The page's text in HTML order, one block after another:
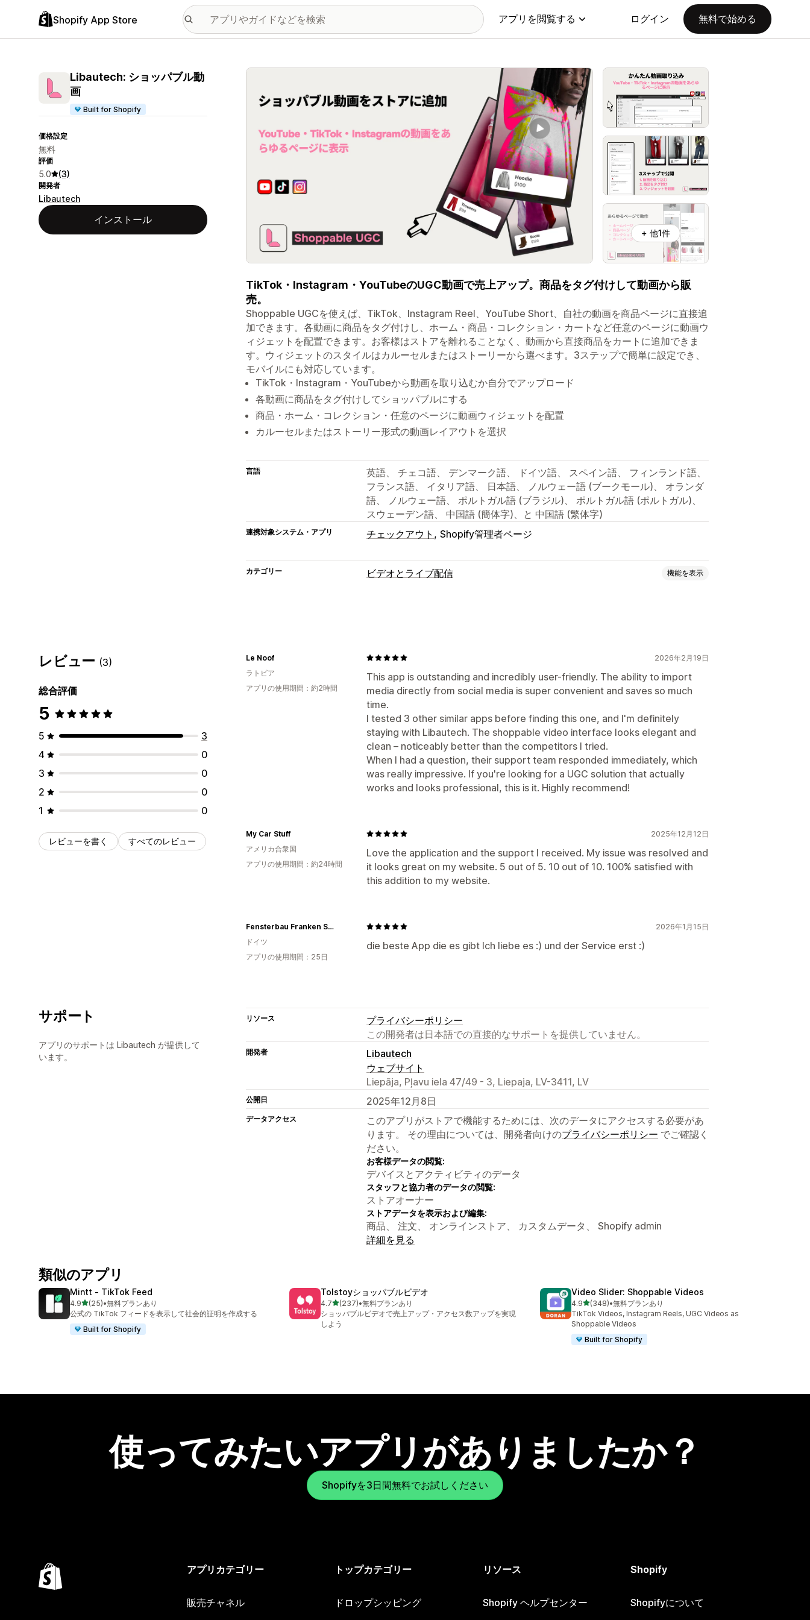
Shopify App Store アプリを閲覧する ログイン 無料で始める
Libautech: ショッパブル動
画
Built for Shopify
価格設定
無料
評価
5.0 (3)
開発者
Libautech
インストール
特集の画像ギャラリー
+ 他1件
TikTok・Instagram・YouTubeのUGC動画で売上アップ。商品をタグ付けして動画から販
売。
Shoppable UGCを使えば、TikTok、Instagram Reel、YouTube Short、自社の動画を商品ページに直接追
加できます。各動画に商品をタグ付けし、ホーム・商品・コレクション・カートなど任意のページに動画ウ
ィジェットを配置できます。お客様はストアを離れることなく、動画から直接商品をカートに追加できま
す。ウィジェットのスタイルはカルーセルまたはストーリーから選べます。3ステップで簡単に設定でき、
モバイルにも対応しています。
TikTok・Instagram・YouTubeから動画を取り込むか自分でアップロード
各動画に商品をタグ付けしてショッパブルにする
商品・ホーム・コレクション・任意のページに動画ウィジェットを配置
カルーセルまたはストーリー形式の動画レイアウトを選択
言語
英語、 チェコ語、 デンマーク語、 ドイツ語、 スペイン語、 フィンランド語、
フランス語、 イタリア語、 日本語、 ノルウェー語 (ブークモール)、 オランダ
語、 ノルウェー語、 ポルトガル語 (ブラジル)、 ポルトガル語 (ポルトガル)、
スウェーデン語、 中国語 (簡体字)、と 中国語 (繁体字)
連携対象システム・アプリ チェックアウト Shopify管理者ページ
カテゴリー ビデオとライブ配信 機能を表示
動画のインポート
動画ウィジェット
埋め込み式動画 ポップアップ カルーセル モバイル対応
レビュー (3)
総合評価
5
5
3
4
0
3
0
2
0
1
0
レビューを書く すべてのレビュー
2026年2月19日
This app is outstanding and incredibly user-friendly. The ability to import
media directly from social media is super convenient and saves so much
time.
I tested 3 other similar apps before finding this one, and I'm definitely
staying with Libautech. The shoppable video interface looks elegant and
clean – noticeably better than the competitors I tried.
When I had a question, their support team responded immediately, which
was really impressive. If you're looking for a UGC solution that actually
works and looks professional, this is it. Highly recommend!
Le Noof
ラトビア
アプリの使用期間：約2時間
2025年12月12日
Love the application and the support I received. My issue was resolved and
it looks great on my website. 5 out of 5. 10 out of 10. 100% satisfied with
this addition to my website.
My Car Stuff
アメリカ合衆国
アプリの使用期間：約24時間
2026年1月15日
die beste App die es gibt Ich liebe es :) und der Service erst :)
Fensterbau Franken Shop
ドイツ
アプリの使用期間：25日
サポート
アプリのサポートは Libautech が提供して
います。
リソース
プライバシーポリシー
この開発者は日本語での直接的なサポートを提供していません。
開発者
Libautech
ウェブサイト
Liepāja, Pļavu iela 47/49 - 3, Liepaja, LV-3411, LV
公開日 2025年12月8日
データアクセス
このアプリがストアで機能するためには、次のデータにアクセスする必要があ
ります。 その理由については、開発者向けのプライバシーポリシー でご確認く
ださい。
お客様データの閲覧:
デバイスとアクティビティのデータ
スタッフと協力者のデータの閲覧:
ストアオーナー
ストアデータを表示および編集:
商品、 注文、 オンラインストア、 カスタムデータ、 Shopify admin
詳細を見る
類似のアプリ
Mintt ‑ TikTok Feed
4.95つ星中
(25)
合計レビュー数：25件
•無料プランあり
公式の TikTok フィードを表示して社会的証明を作成する
Built for Shopify
Tolstoyショッパブルビデオ
4.75つ星中
(237)
合計レビュー数：237件
•無料プランあり
ショッパブルビデオで売上アップ・アクセス数アップを実現
しよう
Video Slider: Shoppable Videos
4.95つ星中
(348)
合計レビュー数：348件
•無料プランあり
TikTok Videos, Instagram Reels, UGC Videos as
Shoppable Videos
Built for Shopify
使ってみたいアプリがありましたか？
Shopifyを3日間無料でお試しください
アプリカテゴリー
販売チャネル
トップカテゴリー
ドロップシッピング
リソース
Shopify ヘルプセンター
Shopify
Shopifyについて